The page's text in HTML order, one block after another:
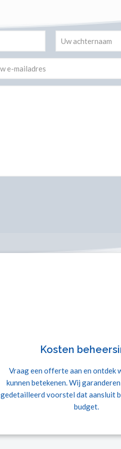
Kosten
Vraag een offerte aan en ontdek
kunnen betekenen. Wij
gedetailleerd voorstel dat aansluit
budget.